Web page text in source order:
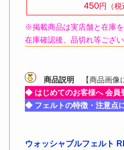
450円（税
※掲載商品は実店舗と在庫
在庫確認後、品切れ等ござ
商品説明
【商品画像
◆ はじめてのお客様へ 会員
◆ フェルトの特徴・注意点
ウォッシャブルフェルト